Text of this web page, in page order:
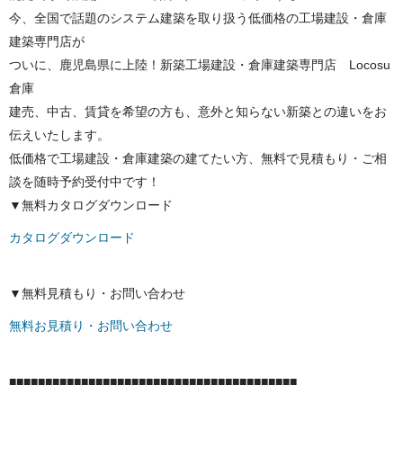
今、全国で話題のシステム建築を取り扱う低価格の工場建設・倉庫
建築専門店が
ついに、鹿児島県に上陸！新築工場建設・倉庫建築専門店 Locosu
倉庫
建売、中古、賃貸を希望の方も、意外と知らない新築との違いをお
伝えいたします。
低価格で工場建設・倉庫建築の建てたい方、無料で見積もり・ご相
談を随時予約受付中です！
▼無料カタログダウンロード
カタログダウンロード
▼無料見積もり・お問い合わせ
無料お見積り・お問い合わせ
■■■■■■■■■■■■■■■■■■■■■■■■■■■■■■■■■■■■■■■■